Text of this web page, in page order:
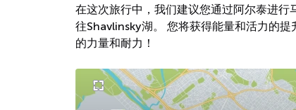
在这次旅行中，我们建议您通过阿尔泰进
往Shavlinsky湖。 您将获得能量和活力的
的力量和耐力！